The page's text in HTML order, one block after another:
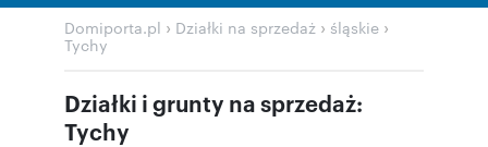
Domiporta.pl › Działki na sprzedaż › śląskie ›
Tychy
Działki i grunty na sprzedaż:
Tychy